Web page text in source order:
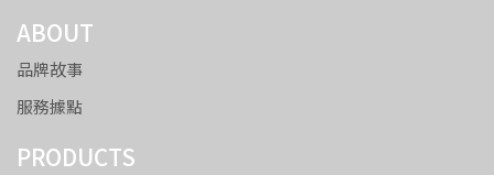
ABOUT
品牌故事
服務據點
PRODUCTS